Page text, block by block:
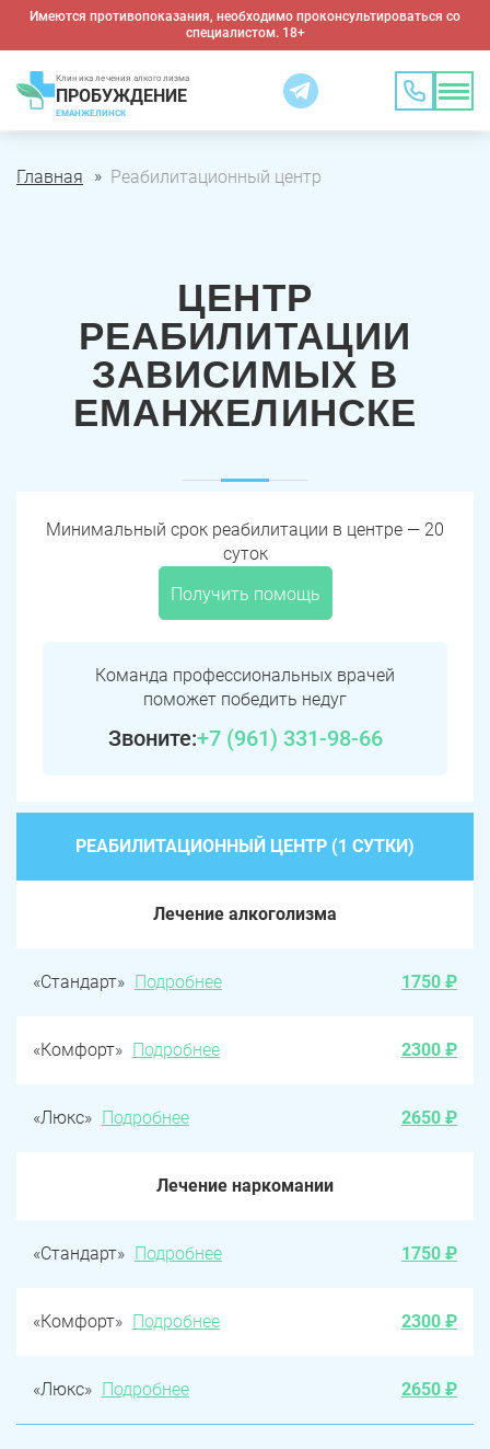
Имеются противопоказания, необходимо проконсультироваться со
специалистом. 18+
Клиника лечения алкоголизма
ПРОБУЖДЕНИЕ
ЕМАНЖЕЛИНСК
Главная Реабилитационный центр
ЦЕНТР
РЕАБИЛИТАЦИИ
ЗАВИСИМЫХ В
ЕМАНЖЕЛИНСКЕ
Минимальный срок реабилитации в центре — 20
суток
Получить помощь
Команда профессиональных врачей
поможет победить недуг
Звоните:+7 (961) 331-98-66
РЕАБИЛИТАЦИОННЫЙ ЦЕНТР (1 СУТКИ)
Лечение алкоголизма
«Стандарт» Подробнее 1750 ₽
«Комфорт» Подробнее 2300 ₽
«Люкс» Подробнее 2650 ₽
Лечение наркомании
«Стандарт» Подробнее 1750 ₽
«Комфорт» Подробнее 2300 ₽
«Люкс» Подробнее 2650 ₽